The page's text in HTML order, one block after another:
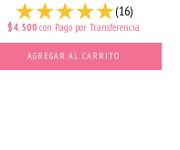
(16)
$4.500 con Pago por Transferencia
AGREGAR AL CARRITO